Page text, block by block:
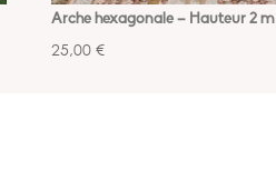
Arche hexagonale – Hauteur 2 m
25,00€